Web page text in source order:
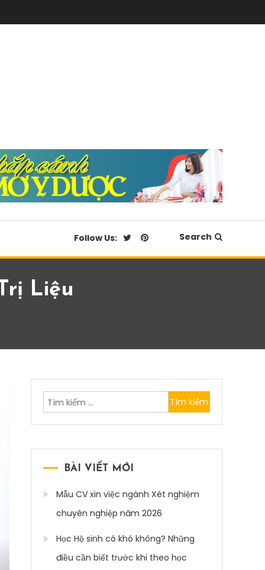
Follow Us: Search
Liệu
Tìm
kiếm
BÀI VIẾT MỚI
Mẫu CV xin việc ngành Xét nghiệm
chuyên nghiệp năm 2026
Học Hộ sinh có khó không? Những
điều cần biết trước khi theo học